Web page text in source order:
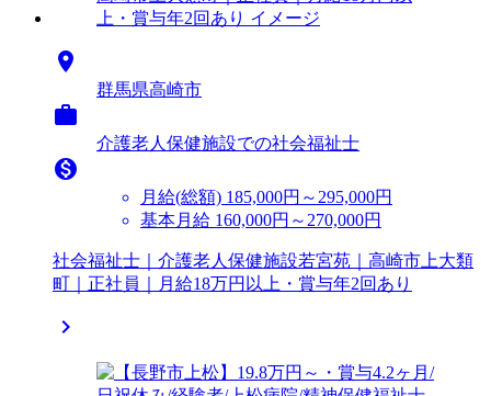

群馬県高崎市

介護老人保健施設での社会福祉士

月給(総額) 185,000円～295,000円
基本月給 160,000円～270,000円
社会福祉士｜介護老人保健施設若宮苑｜高崎市上大類
町｜正社員｜月給18万円以上・賞与年2回あり
